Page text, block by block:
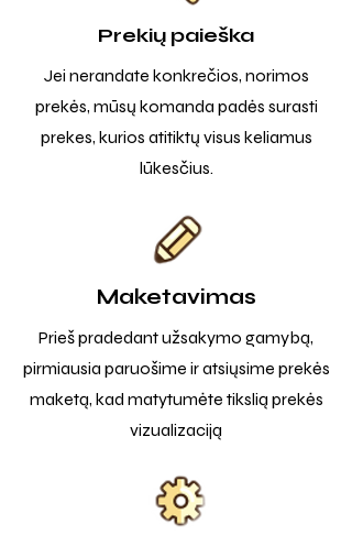
Prekių paieška
Jei nerandate konkrečios, norimos
prekės, mūsų komanda padės surasti
prekes, kurios atitiktų visus keliamus
lūkesčius.
Maketavimas
Prieš pradedant užsakymo gamybą,
pirmiausia paruošime ir atsiųsime prekės
maketą, kad matytumėte tikslią prekės
vizualizaciją